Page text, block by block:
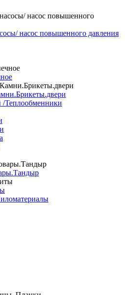
насос повышенного давления
/Теплообменники